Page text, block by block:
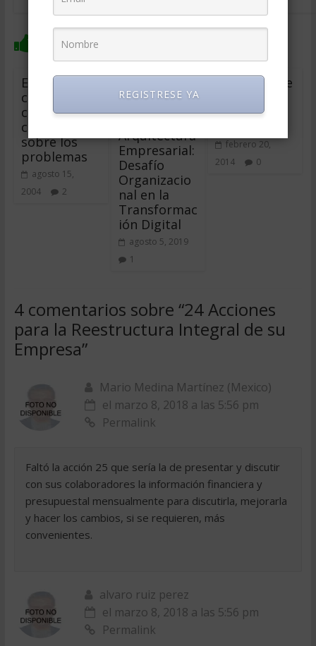
También te puede gustar
Estrategia y
conflicto:
cómo actuar
con Ventaja
sobre los
problemas
agosto 15,
2004
2
Arquitectura
Empresarial:
Desafío
Organizacio
nal en la
Transformac
ión Digital
agosto 5, 2019
1
¿Qué tipo de
queremos
febrero 20,
2014
0
4 comentarios sobre “24 Acciones
para la Reestructura Integral de su
Empresa”
Mario Medina Martínez (Mexico)
el marzo 8, 2018 a las 5:56 pm
Permalink
Faltó la acción 25 que sería la de presentar y discutir
con sus colaboradores la información financiera y
presupuestal mensualmente para discutirla, mejorarla
y hacer los cambios, si se requieren, más
convenientes.
alvaro ruiz perez
el marzo 8, 2018 a las 5:56 pm
Permalink
REGISTRESE YA